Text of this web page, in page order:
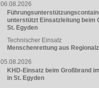
06.08.2026
unterstützt Einsatzleitung beim
St. Egyden
Technischer Einsatz
Menschenrettung aus
05.08.2026
KHD-Einsatz beim Großbrand
in St. Egyden